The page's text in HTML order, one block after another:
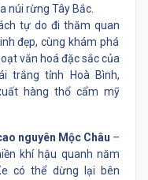
núi rừng Tây Bắc.
tự do đi thăm quan
đẹp, cùng khám phá
văn hoá đặc sắc của
trắng tỉnh Hoà Bình,
hàng thổ cẩm mỹ
nguyên Mộc Châu –
khí hậu quanh năm
có thể dừng lại bên